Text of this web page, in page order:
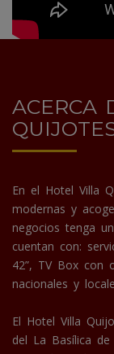
ACERCA
En el Hotel Villa
modernas y
negocios tenga
cuentan con:
42”, TV Box con
nacionales y
El Hotel Villa
del La Basílica